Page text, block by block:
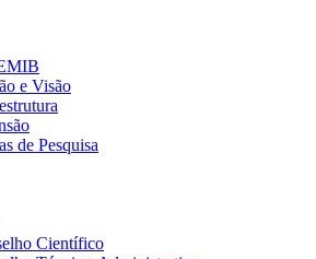
e Visão
de Pesquisa
Científico